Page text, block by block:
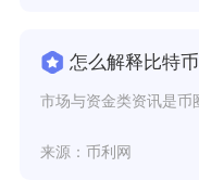
怎么解释比特币
来源：币利网